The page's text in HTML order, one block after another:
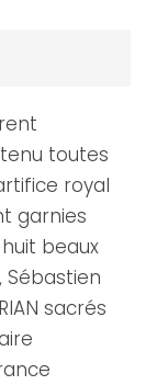
toutes
royal
garnies
beaux
Sébastien
sacrés